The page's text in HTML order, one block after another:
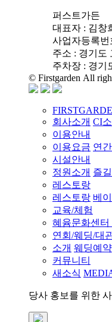
퍼스트가든
대표자 : 김창
사업자등록번
주소 : 경기도
주차장 : 경기
© Firstgarden All
회사소개 CI
이용안내
이용요금 연
시설안내
정원소개 즐
레스토랑
레스토랑 베
교육/체험
혜윰문화센터
연회/웨딩/대
소개 웨딩예약
커뮤니티
새소식
당사 홍보를 위한